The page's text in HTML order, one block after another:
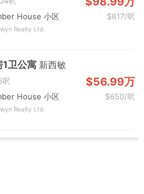
House 小区 $617/呎
Realty Ltd.
1卫公寓 新西敏
呎 $56.99万
House 小区 $650/呎
Realty Ltd.